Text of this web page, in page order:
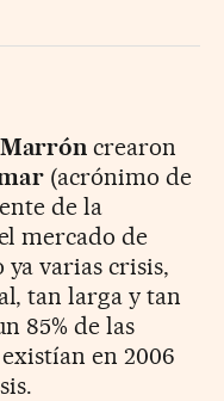
crearon
(acrónimo de
de la
mercado de
varias crisis,
tan larga y tan
85% de las
en 2006